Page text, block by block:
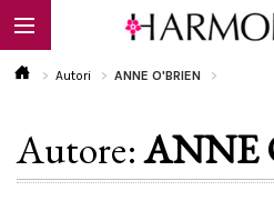
EBOOK
Autori ANNE O'BRIEN
Autore:ANNE